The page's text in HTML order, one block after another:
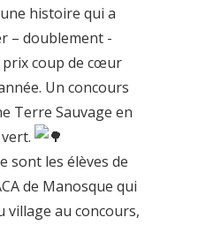
histoire qui a
– doublement -
prix coup de cœur
Un concours
Terre Sauvage en
sont les élèves de
de Manosque qui
village au concours,